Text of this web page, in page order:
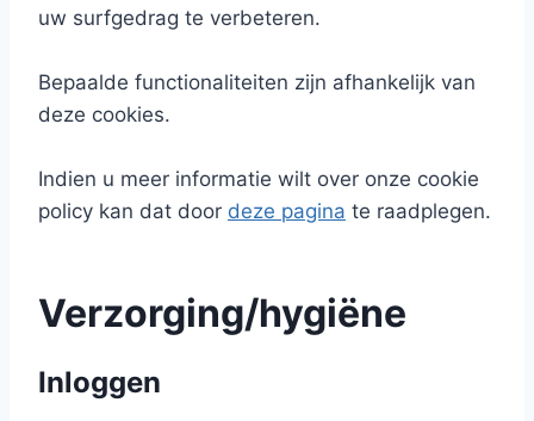
uw surfgedrag te verbeteren.
Bepaalde functionaliteiten zijn afhankelijk van
deze cookies.
Indien u meer informatie wilt over onze cookie
policy kan dat door deze pagina te raadplegen.
Verzorging/hygiëne
Inloggen